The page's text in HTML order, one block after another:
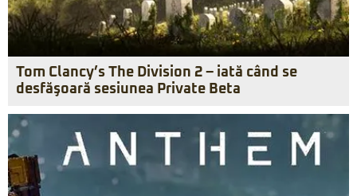
Tom Clancy’s The Division 2 – iată când se
desfăşoară sesiunea Private Beta